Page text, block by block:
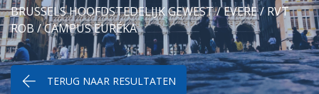
BRUSSELS HOOFDSTEDELIJK GEWEST/EVERE/RVT
ROB/ CAMPUS EURÉKA
TERUG NAAR RESULTATEN